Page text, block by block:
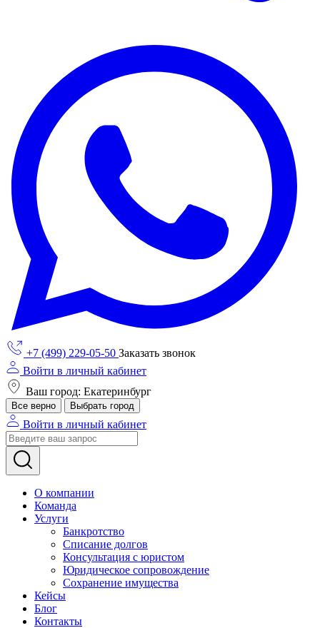
+7 (499) 229-05-50 Заказать звонок
Войти в личный кабинет
Ваш город: Екатеринбург
Все верно Выбрать город
Войти в личный кабинет
О компании
Команда
Услуги
Банкротство
Списание долгов
Консультация с юристом
Юридическое сопровождение
Сохранение имущества
Кейсы
Блог
Контакты